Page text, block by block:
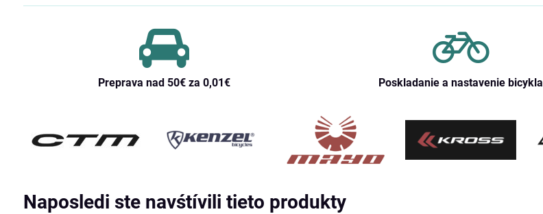
Preprava nad 50€ za 0,01€ Poskladanie a nastavenie bicykla
Naposledi ste navśtívili tieto produkty